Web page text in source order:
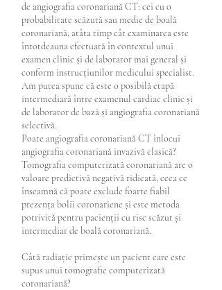
de angiografia coronariană CT: cei cu o
probabilitate scăzută sau medie de boală
coronariană, atâta timp cât examinarea este
întotdeauna efectuată în contextul unui
examen clinic și de laborator mai general și
conform instrucțiunilor medicului specialist.
Am putea spune că este o posibilă etapă
intermediară între examenul cardiac clinic și
de laborator de bază și angiografia coronariană
selectivă.
Poate angiografia coronariană CT înlocui
angiografia coronariană invazivă clasică?
Tomografia computerizată coronariană are o
valoare predictivă negativă ridicată, ceea ce
înseamnă că poate exclude foarte fiabil
prezența bolii coronariene și este metoda
potrivită pentru pacienții cu risc scăzut și
intermediar de boală coronariană.
Câtă radiație primește un pacient care este
supus unui tomografie computerizată
coronariană?